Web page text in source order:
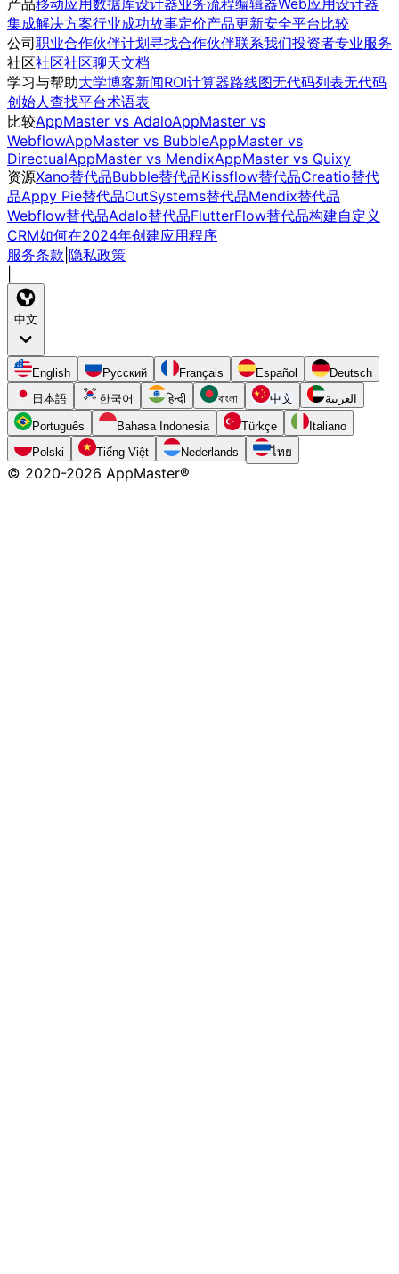
集成解决方案行业成功故事定价产品更新安全平台比较
公司职业合作伙伴计划寻找合作伙伴联系我们投资者专业服务
社区社区社区聊天文档
学习与帮助大学博客新闻ROI计算器路线图无代码列表无代码
创始人 查找平台术语表
比较AppMaster vs AdaloAppMaster vs
WebflowAppMaster vs BubbleAppMaster vs
DirectualAppMaster vs MendixAppMaster vs Quixy
资源Xano替代品Bubble替代品Kissflow替代品Creatio替代
品Appy Pie替代品OutSystems替代品Mendix替代品
Webflow替代品Adalo替代品FlutterFlow替代品构建自定义
CRM如何在2024年创建应用程序
服务条款 隐私政策
中文
English Русский Français Español
Deutsch
日本語
한국어 हिन्दी বাংলা 中文 العربية
Português Bahasa Indonesia Türkçe
Italiano
Polski
Tiếng Việt Nederlands ไทย
© 2020-2026 AppMaster®